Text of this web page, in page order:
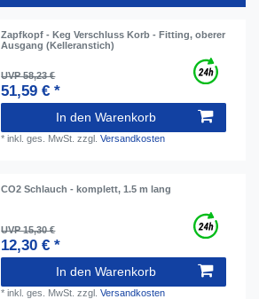
Zapfkopf - Keg Verschluss Korb - Fitting, oberer
Ausgang (Kelleranstich)
UVP 58,23 €
51,59 € *
In den Warenkorb
*inkl. ges. MwSt. zzgl.Versandkosten
CO2 Schlauch - komplett, 1.5 m lang
UVP 15,30 €
12,30 € *
In den Warenkorb
*inkl. ges. MwSt. zzgl.Versandkosten